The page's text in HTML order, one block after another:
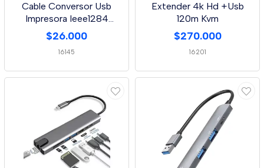
Cable Conversor Usb
Impresora Ieee1284
-1.2mtr
$26.000
16145
Extender 4k Hd +Usb
120m Kvm
$270.000
16201